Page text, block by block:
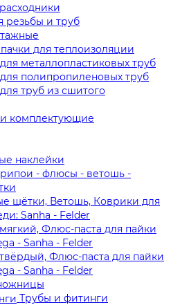
резьбы и труб
для теплоизоляции
металлопластиковых труб
полипропиленовых труб
труб из сшитого
комплектующие
наклейки
- флюсы - ветошь -
щётки, Ветошь, Коврики для
Sanha - Felder
Флюс-паста для пайки
- Sanha - Felder
Флюс-паста для пайки
- Sanha - Felder
Трубы и фитинги